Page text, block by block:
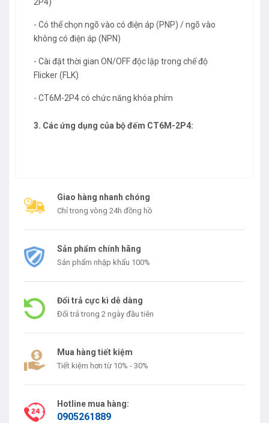
- Có thể chọn ngõ vào có điện áp (PNP) / ngõ vào
không có điện áp (NPN)
- Cài đặt thời gian ON/OFF độc lập trong chế độ
Flicker (FLK)
- CT6M-2P4 có chức năng khóa phím
3. Các ứng dụng của bộ đếm CT6M-2P4:
Giao hàng nhanh chóng
Chỉ trong vòng 24h đồng hồ
Sản phẩm chính hãng
Sản phẩm nhập khẩu 100%
Đổi trả cực kì dễ dàng
Đổi trả trong 2 ngày đầu tiên
Mua hàng tiết kiệm
Tiết kiệm hơn từ 10% - 30%
Hotline mua hàng:
0905261889